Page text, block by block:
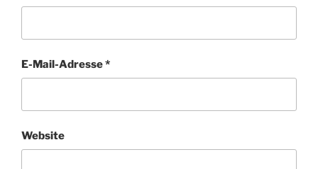
E-Mail-Adresse*
Website